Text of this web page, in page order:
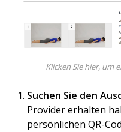
Klicken Sie hier, um
Suchen Sie den
Provider erhalten
persönlichen QR-